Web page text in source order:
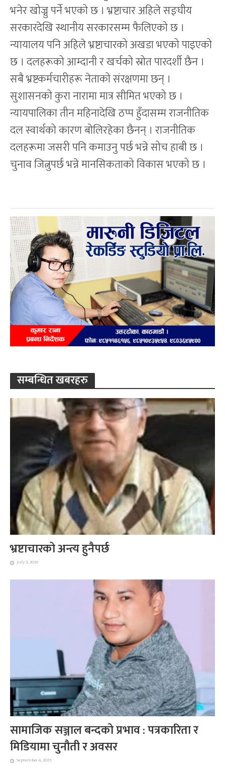
भनेर खोज्नु पर्ने भएको छ । भ्रष्टाचार अहिले सङ्घीय
सरकारदेखि स्थानीय सरकारसम्म फैलिएको छ ।
न्यायालय पनि अहिले भ्रष्टाचारको अखडा भएको पाइएको
छ । दलहरूको आम्दानी र खर्चको स्रोत पारदर्शी छैन ।
सबै भ्रष्टकर्मचारीहरू नेताको संरक्षणमा छन् ।
सुशासनको कुरा नारामा मात्र सीमित भएको छ ।
न्यायपालिका तीन महिनादेखि ठप्प हुँदासम्म राजनीतिक
दल स्वार्थको कारण बोलिरहेका छैनन् । राजनीतिक
दलहरूमा जसरी पनि कमाउनु पर्छ भन्ने सोच हाबी छ ।
चुनाव जित्नुपर्छ भन्ने मानसिकताको विकास भएको छ ।
सम्बन्धित खबरहरु
भ्रष्टाचारको अन्त्य हुनैपर्छ
July 3, 2026
सामाजिक सञ्जाल बन्दको प्रभाव : पत्रकारिता र
मिडियामा चुनौती र अवसर
September 8, 2025